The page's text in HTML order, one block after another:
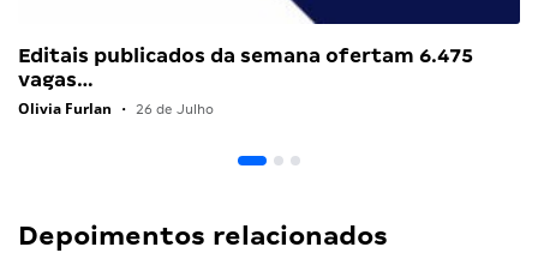
Editais publicados da semana ofertam 6.475
vagas…
Olivia Furlan • 26 de Julho
Depoimentos relacionados